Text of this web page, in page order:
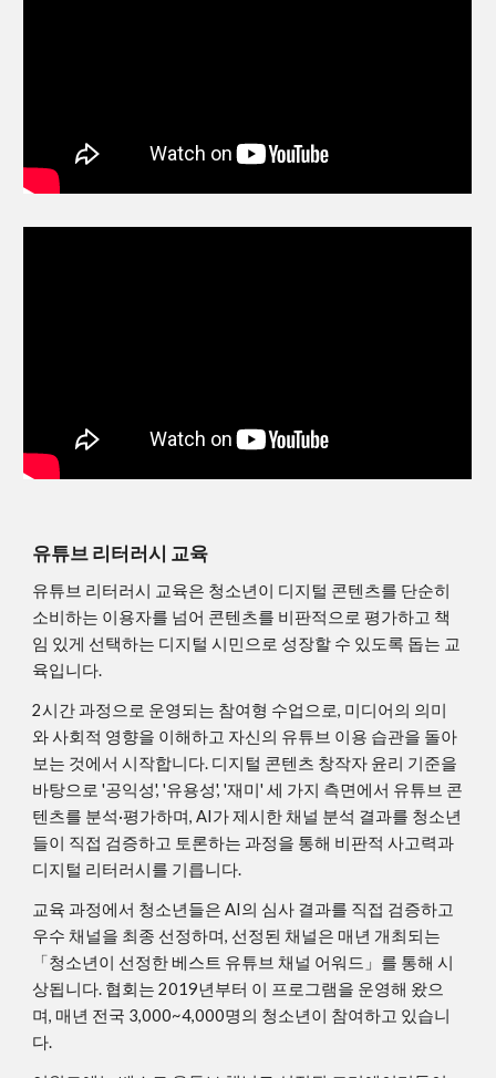
유튜브 리터러시 교육
유튜브 리터러시 교육은 청소년이 디지털 콘텐츠를 단순히
소비하는 이용자를 넘어 콘텐츠를 비판적으로 평가하고 책
임 있게 선택하는 디지털 시민으로 성장할 수 있도록 돕는 교
육입니다.
2시간 과정으로 운영되는 참여형 수업으로, 미디어의 의미
와 사회적 영향을 이해하고 자신의 유튜브 이용 습관을 돌아
보는 것에서 시작합니다. 디지털 콘텐츠 창작자 윤리 기준을
바탕으로 '공익성', '유용성', '재미' 세 가지 측면에서 유튜브 콘
텐츠를 분석·평가하며, AI가 제시한 채널 분석 결과를 청소년
들이 직접 검증하고 토론하는 과정을 통해 비판적 사고력과
디지털 리터러시를 기릅니다.
교육 과정에서 청소년들은 AI의 심사 결과를 직접 검증하고
우수 채널을 최종 선정하며, 선정된 채널은 매년 개최되는
「청소년이 선정한 베스트 유튜브 채널 어워드」를 통해 시
상됩니다. 협회는 2019년부터 이 프로그램을 운영해 왔으
며, 매년 전국 3,000~4,000명의 청소년이 참여하고 있습니
다.